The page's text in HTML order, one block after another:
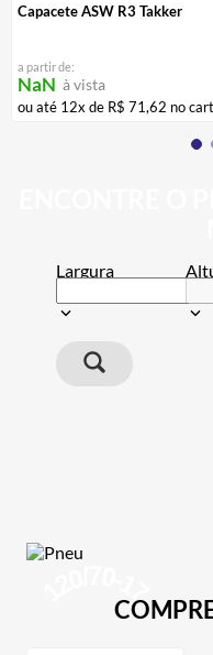
Capacete ASW R3 Takker
a partir de:
NaN à vista
ou até 12x de R$ 71,62 no
Largura